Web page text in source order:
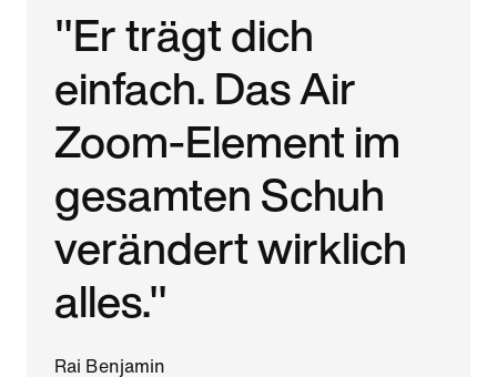
"Er trägt dich
einfach. Das Air
Zoom-Element im
gesamten Schuh
verändert wirklich
alles."
Rai Benjamin